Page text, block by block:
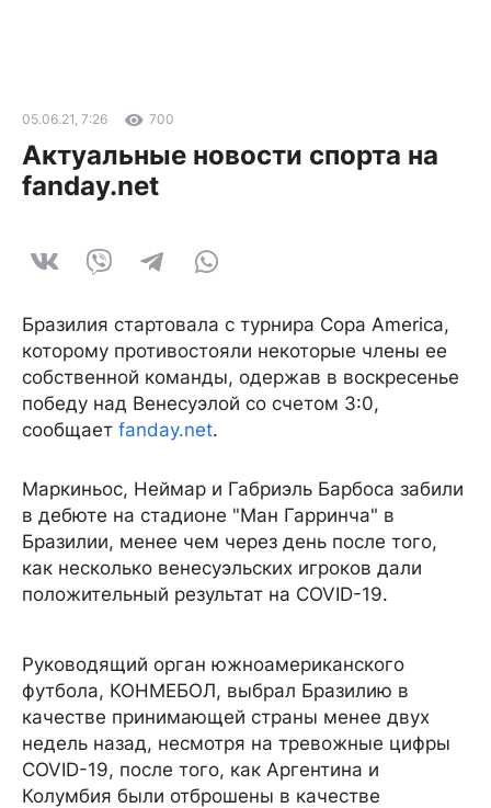
05.06.21, 7:26 700
Актуальные новости спорта на
fanday.net
Бразилия стартовала с турнира Copa America,
которому противостояли некоторые члены ее
собственной команды, одержав в воскресенье
победу над Венесуэлой со счетом 3:0,
сообщает fanday.net.
Маркиньос, Неймар и Габриэль Барбоса забили
в дебюте на стадионе "Ман Гарринча" в
Бразилии, менее чем через день после того,
как несколько венесуэльских игроков дали
положительный результат на COVID-19.
Руководящий орган южноамериканского
футбола, КОНМЕБОЛ, выбрал Бразилию в
качестве принимающей страны менее двух
недель назад, несмотря на тревожные цифры
COVID-19, после того, как Аргентина и
Колумбия были отброшены в качестве